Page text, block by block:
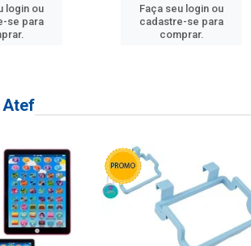
login ou
se para
Faça seu login ou
cadastre-se para
comprar.
Atef